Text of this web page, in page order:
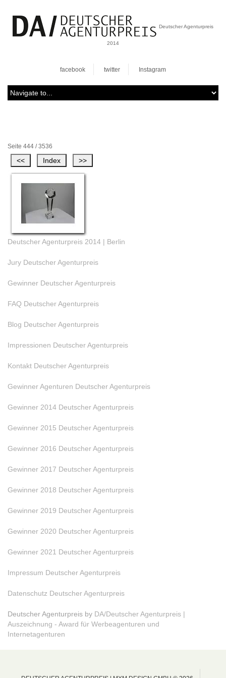
Deutscher Agenturpreis
2014
facebook twitter Instagram
Seite 444 / 3536
Deutscher Agenturpreis 2014 | Berlin
Jury Deutscher Agenturpreis
Gewinner Deutscher Agenturpreis
FAQ Deutscher Agenturpreis
Blog Deutscher Agenturpreis
Impressionen Deutscher Agenturpreis
Kontakt Deutscher Agenturpreis
Gewinner Agenturen Deutscher Agenturpreis
Gewinner 2014 Deutscher Agenturpreis
Gewinner 2015 Deutscher Agenturpreis
Gewinner 2016 Deutscher Agenturpreis
Gewinner 2017 Deutscher Agenturpreis
Gewinner 2018 Deutscher Agenturpreis
Gewinner 2019 Deutscher Agenturpreis
Gewinner 2020 Deutscher Agenturpreis
Gewinner 2021 Deutscher Agenturpreis
Impressum Deutscher Agenturpreis
Datenschutz Deutscher Agenturpreis
Deutscher Agenturpreis by DA/Deutscher Agenturpreis |
Auszeichnung - Award für Werbeagenturen und
Internetagenturen